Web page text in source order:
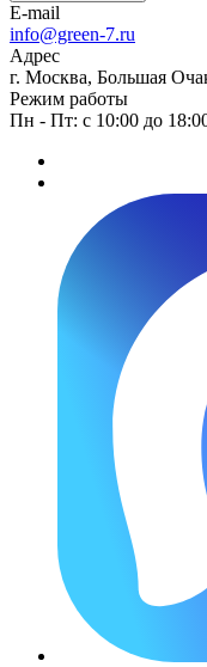
E-mail
info@green-7.ru
Адрес
г. Москва, Большая
Режим работы
Пн - Пт: с 10:00 до